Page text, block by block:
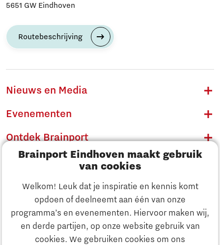
Brainport Eindhoven maakt gebruik
van cookies
Welkom! Leuk dat je inspiratie en kennis komt
opdoen of deelneemt aan één van onze
programma’s en evenementen. Hiervoor maken wij,
en derde partijen, op onze website gebruik van
cookies. We gebruiken cookies om ons
Ontdek Brainport
5651 GW Eindhoven
Routebeschrijving
Nieuws en Media
Evenementen
Ontdek Brainport
Innovatie
Ondernemen
Onderwijs
Maatschappelijk